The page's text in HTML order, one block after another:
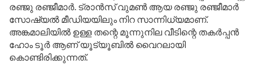
രഞ്ജു രഞ്ജീമാര്‍. ട്രാൻസ് വുമൺ ആയ രഞ്ജു രഞ്ജീമാര്‍
സോഷ്യല്‍ മീഡിയയിലും നിറ സാന്നിധ്യമാണ്.
അങ്കമാലിയിൽ ഉള്ള തന്റെ മൂന്നുനില വീടിന്റെ തകർപ്പൻ
ഹോം ടൂർ ആണ് യൂട്യൂബിൽ വൈറലായി
കൊണ്ടിരിക്കുന്നത്.